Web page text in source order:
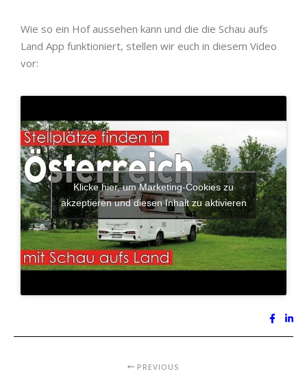
Wie so ein Hof aussehen kann und die die Schau aufs
Land App funktioniert, stellen wir euch in diesem Video
vor:
Klicke hier, um Marketing-Cookies zu
akzeptieren und diesen Inhalt zu aktivieren
PREVIOUS